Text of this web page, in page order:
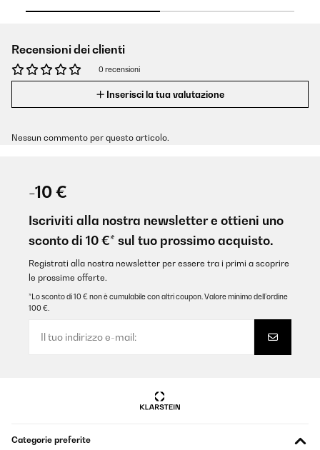
Recensioni dei clienti
0 recensioni
Inserisci la tua valutazione
Nessun commento per questo articolo.
-10 €
Iscriviti alla nostra newsletter e ottieni uno
sconto di 10 €* sul tuo prossimo acquisto.
Registrati alla nostra newsletter per essere tra i primi a scoprire
le prossime offerte.
*Lo sconto di 10 € non è cumulabile con altri coupon. Valore minimo dell’ordine
100 €.
Categorie preferite